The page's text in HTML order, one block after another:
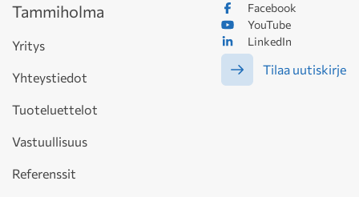
Facebook
YouTube
LinkedIn
Tilaa uutiskirje
Tammiholma
Yritys
Yhteystiedot
Tuoteluettelot
Vastuullisuus
Referenssit